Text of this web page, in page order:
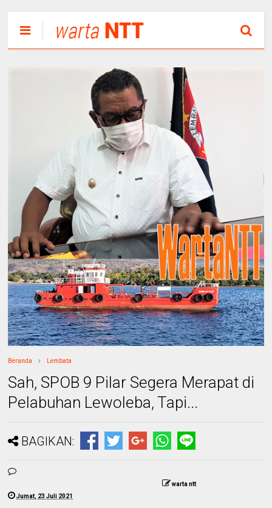
Beranda Lembata
Sah, SPOB 9 Pilar Segera Merapat di
Pelabuhan Lewoleba, Tapi...
BAGIKAN:
warta ntt
Jumat, 23 Juli 2021